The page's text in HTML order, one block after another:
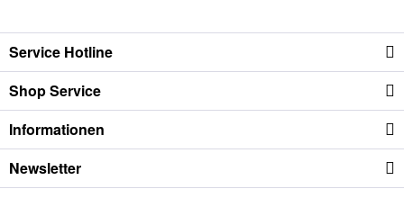
Service Hotline
Shop Service
Informationen
Newsletter